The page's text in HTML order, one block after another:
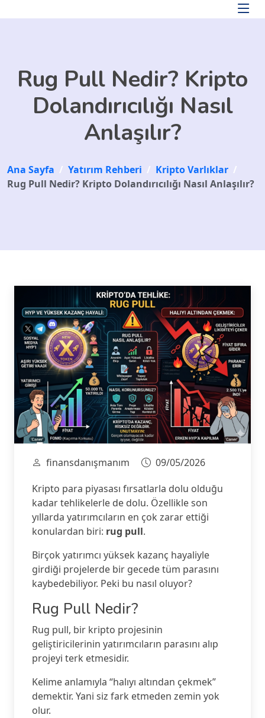
Rug Pull Nedir? Kripto
Dolandırıcılığı Nasıl
Anlaşılır?
Ana Sayfa / Yatırım Rehberi / Kripto Varlıklar /
Rug Pull Nedir? Kripto Dolandırıcılığı Nasıl Anlaşılır?
finansdanışmanım
09/05/2026
Kripto para piyasası fırsatlarla dolu olduğu
kadar tehlikelerle de dolu. Özellikle son
yıllarda yatırımcıların en çok zarar ettiği
konulardan biri: rug pull.
Birçok yatırımcı yüksek kazanç hayaliyle
girdiği projelerde bir gecede tüm parasını
kaybedebiliyor. Peki bu nasıl oluyor?
Rug Pull Nedir?
Rug pull, bir kripto projesinin
geliştiricilerinin yatırımcıların parasını alıp
projeyi terk etmesidir.
Kelime anlamıyla “halıyı altından çekmek”
demektir. Yani siz fark etmeden zemin yok
olur.